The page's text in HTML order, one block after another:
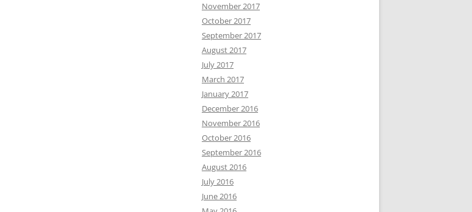
November 2017
October 2017
September 2017
August 2017
July 2017
March 2017
January 2017
December 2016
November 2016
October 2016
September 2016
August 2016
July 2016
June 2016